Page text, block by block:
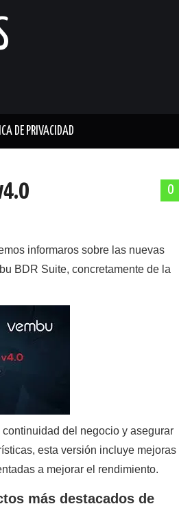
DE PRIVACIDAD
0
informaros sobre las nuevas
BDR Suite, concretamente de la
del negocio y asegurar
esta versión incluye mejoras
a mejorar el rendimiento.
más destacados de